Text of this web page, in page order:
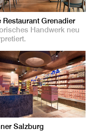
Restaurant Grenadier
Handwerk neu
Salzburg